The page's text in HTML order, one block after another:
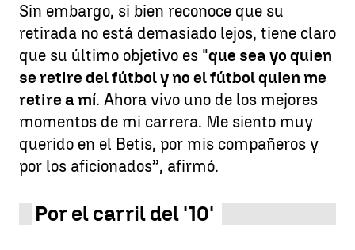
Sin embargo, si bien reconoce que su
retirada no está demasiado lejos, tiene claro
que su último objetivo es "que sea yo quien
se retire del fútbol y no el fútbol quien me
retire a mí. Ahora vivo uno de los mejores
momentos de mi carrera. Me siento muy
querido en el Betis, por mis compañeros y
por los aficionados”, afirmó.
Por el carril del '10'